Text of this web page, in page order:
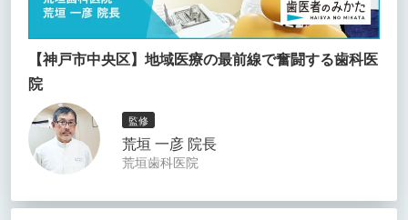
【神戸市中央区】地域医療の最前線で奮闘する歯科医
院
監修
荒垣 一彦 院長
荒垣歯科医院